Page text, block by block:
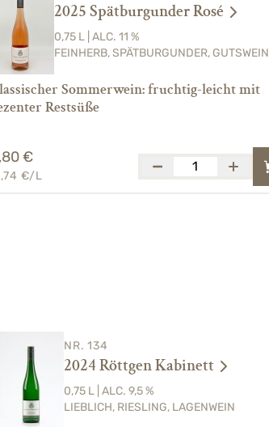
2025 Spätburgunder Rosé
0,75 L | ALC. 11 %
FEINHERB, SPÄTBURGUNDER, GUTSWEIN
Sommerwein: fruchtig-leicht mit
Restsüße
€
€/L
NR. 134
2024 Röttgen Kabinett
0,75 L | ALC. 9,5 %
LIEBLICH, RIESLING, LAGENWEIN